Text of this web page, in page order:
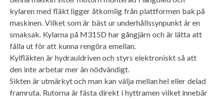
kylaren med fläkt ligger åtkomlig från plattformen bak på
maskinen. Vilket som är bäst ur underhållssynpunkt är en
smaksak. Kylarna på M315D har gångjärn och är lätta att
fälla ut för att kunna rengöra emellan.
Kylfläkten är hydrauldriven och styrs elektroniskt så att
den inte arbetar mer än nödvändigt.
Sikten är utmärkyt och man kan välja mellan hel eller delad
framruta. Rutorna är fästa direkt i hyttramen vilket innebär